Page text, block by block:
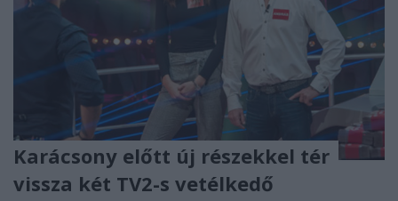
Karácsony előtt új részekkel tér
vissza két TV2-s vetélkedő